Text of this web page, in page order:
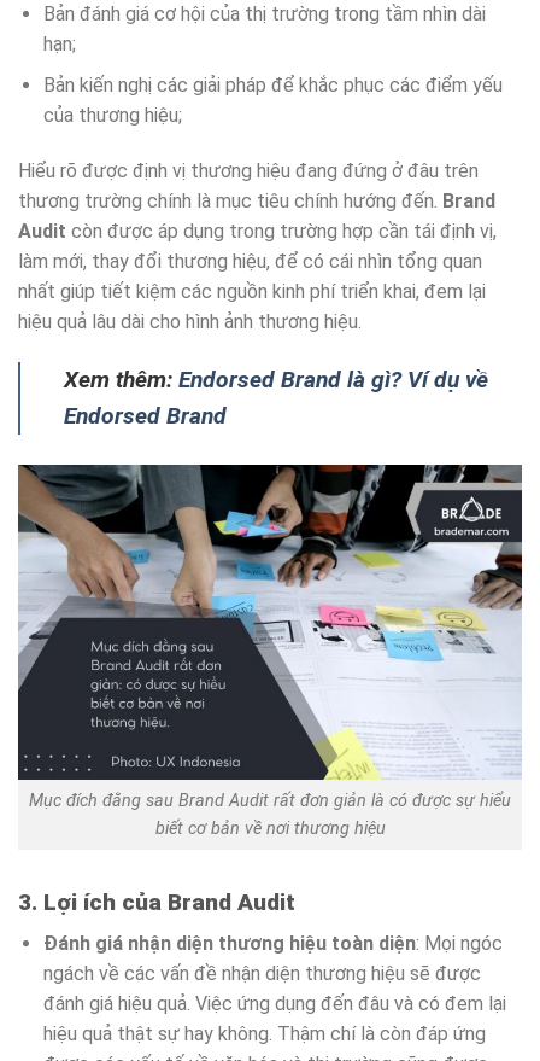
Bản đánh giá cơ hội của thị trường trong tầm nhìn dài
hạn;
Bản kiến nghị các giải pháp để khắc phục các điểm yếu
của thương hiệu;
Hiểu rõ được định vị thương hiệu đang đứng ở đâu trên
thương trường chính là mục tiêu chính hướng đến. Brand
Audit còn được áp dụng trong trường hợp cần tái định vị,
làm mới, thay đổi thương hiệu, để có cái nhìn tổng quan
nhất giúp tiết kiệm các nguồn kinh phí triển khai, đem lại
hiệu quả lâu dài cho hình ảnh thương hiệu.
Xem thêm: Endorsed Brand là gì? Ví dụ về
Endorsed Brand
Mục đích đằng sau Brand Audit rất đơn giản là có được sự hiểu
biết cơ bản về nơi thương hiệu
3. Lợi ích của Brand Audit
Đánh giá nhận diện thương hiệu toàn diện: Mọi ngóc
ngách về các vấn đề nhận diện thương hiệu sẽ được
đánh giá hiệu quả. Việc ứng dụng đến đâu và có đem lại
hiệu quả thật sự hay không. Thậm chí là còn đáp ứng